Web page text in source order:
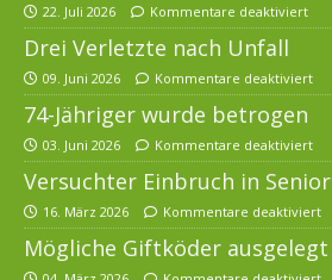
22. Juli 2026 Kommentare deaktiviert
Drei Verletzte nach Unfall
09. Juni 2026 Kommentare deaktiviert
74-Jähriger wurde betrogen
03. Juni 2026 Kommentare deaktiviert
Versuchter Einbruch in
16. März 2026 Kommentare deaktiviert
Mögliche Giftköder ausgelegt